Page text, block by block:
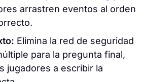
arrastren eventos al orden
Elimina la red de seguridad
para la pregunta final,
jugadores a escribir la